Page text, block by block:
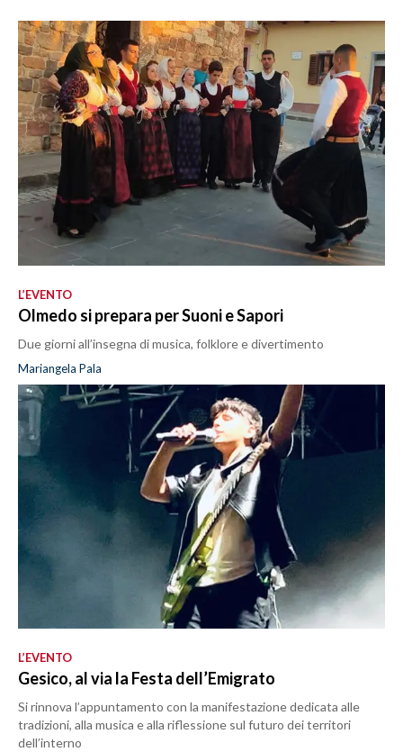
L’EVENTO
Olmedo si prepara per Suoni e Sapori
Due giorni all’insegna di musica, folklore e divertimento
Mariangela Pala
L’EVENTO
Gesico, al via la Festa dell’Emigrato
Si rinnova l’appuntamento con la manifestazione dedicata alle
tradizioni, alla musica e alla riflessione sul futuro dei territori
dell’interno